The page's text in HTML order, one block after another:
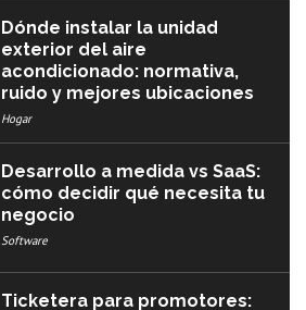
Dónde instalar la unidad
exterior del aire
acondicionado: normativa,
ruido y mejores ubicaciones
Hogar
Desarrollo a medida vs SaaS:
cómo decidir qué necesita tu
negocio
Software
Ticketera para promotores: